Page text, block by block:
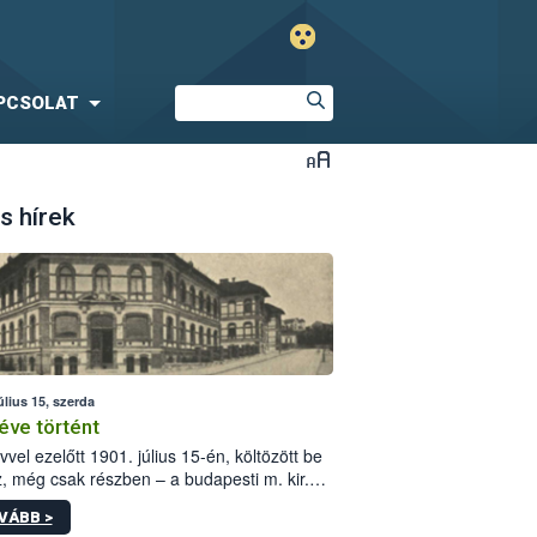
hírek
15, szerda
történt
ezelőtt 1901. július 15-én, költözött be
még csak részben – a budapesti m. kir.
állomás a Kis Rókus utca
alatti, Czigler Győző által tervezett új
>